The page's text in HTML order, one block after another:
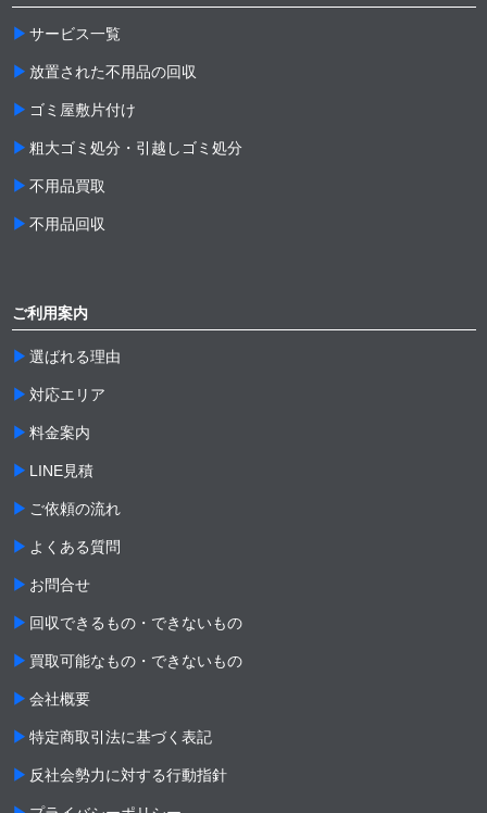
サービス一覧
放置された不用品の回収
ゴミ屋敷片付け
粗大ゴミ処分・引越しゴミ処分
不用品買取
不用品回収
ご利用案内
選ばれる理由
対応エリア
料金案内
LINE見積
ご依頼の流れ
よくある質問
お問合せ
回収できるもの・できないもの
買取可能なもの・できないもの
会社概要
特定商取引法に基づく表記
反社会勢力に対する行動指針